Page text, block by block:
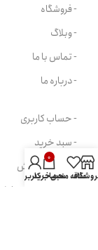
- فروشگاه
- وبلاگ
- تماس با ما
- درباره ما
- حساب کاربری
- سبد خرید
- پیگیری سفارش
- پرسش های متداول
علاقه مندی
0
سبد خرید
حساب کاربری من